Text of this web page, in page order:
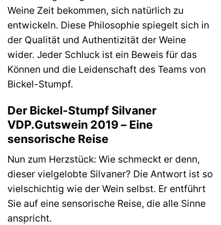
Weine Zeit bekommen, sich natürlich zu
entwickeln. Diese Philosophie spiegelt sich in
der Qualität und Authentizität der Weine
wider. Jeder Schluck ist ein Beweis für das
Können und die Leidenschaft des Teams von
Bickel-Stumpf.
Der Bickel-Stumpf Silvaner
VDP.Gutswein 2019 – Eine
sensorische Reise
Nun zum Herzstück: Wie schmeckt er denn,
dieser vielgelobte Silvaner? Die Antwort ist so
vielschichtig wie der Wein selbst. Er entführt
Sie auf eine sensorische Reise, die alle Sinne
anspricht.